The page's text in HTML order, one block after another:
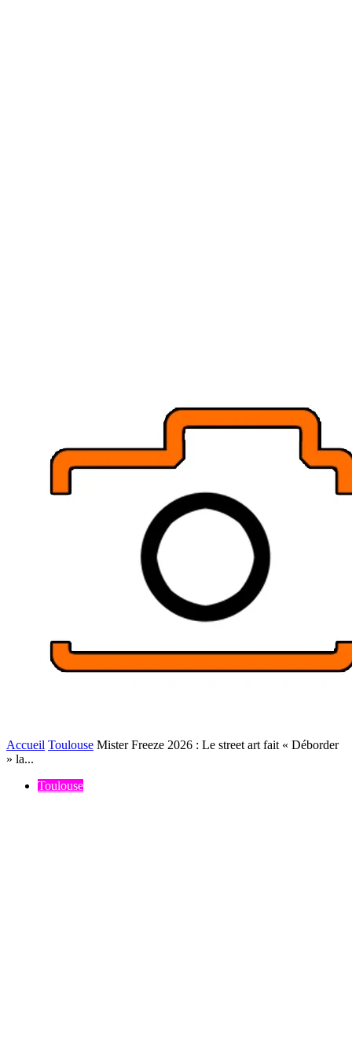
Accueil Toulouse Mister Freeze 2026 : Le street art fait « Déborder
» la...
Toulouse